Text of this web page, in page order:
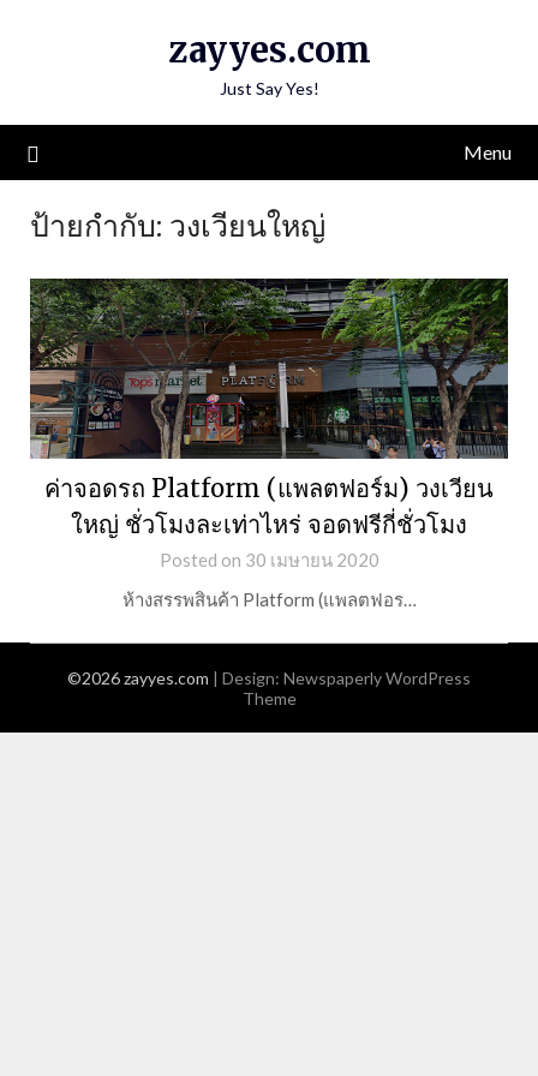
zayyes.com
Just Say Yes!
Menu
ป้ายกำกับ: วงเวียนใหญ่
ค่าจอดรถ Platform (แพลตฟอร์ม) วงเวียน
ใหญ่ ชั่วโมงละเท่าไหร่ จอดฟรีกี่ชั่วโมง
Posted on 30 เมษายน 2020
ห้างสรรพสินค้า Platform (แพลตฟอร…
©2026 zayyes.com | Design: Newspaperly WordPress
Theme